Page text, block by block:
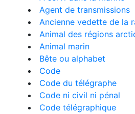
Agent de transmissions
Ancienne vedette de la
Animal des régions
Animal marin
Bête ou alphabet
Code
Code du télégraphe
Code ni civil ni pénal
Code télégraphique